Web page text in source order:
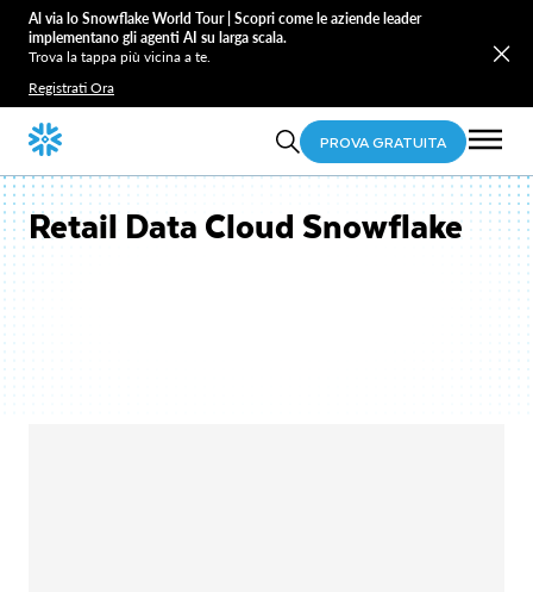
Al via lo Snowflake World Tour | Scopri come le aziende leader
implementano gli agenti AI su larga scala.
Trova la tappa più vicina a te.
Registrati Ora
PROVA GRATUITA
Retail Data Cloud Snowflake